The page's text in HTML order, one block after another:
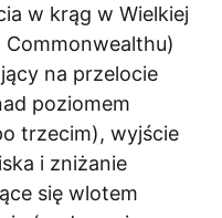
w krąg w Wielkiej
na przelocie
poziomem
trzecim), wyjście
i zniżanie
się wlotem